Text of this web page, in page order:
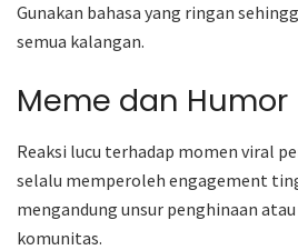
Gunakan bahasa yang ringan
semua kalangan.
Meme dan Humor
Reaksi lucu terhadap momen viral
selalu memperoleh engagement
mengandung unsur penghinaan
komunitas.